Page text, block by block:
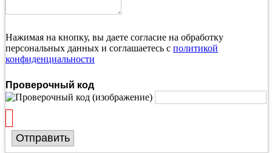
Нажимая на кнопку, вы даете согласие на обработку
персональных данных и соглашаетесь с политикой
конфиденциальности
Проверочный код
Отправить